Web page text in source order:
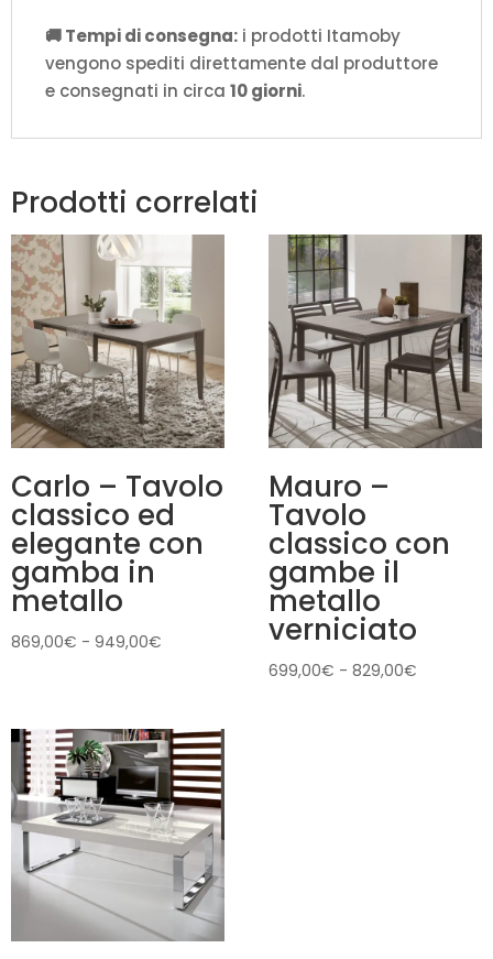
🚚 Tempi di consegna: i prodotti Itamoby
vengono spediti direttamente dal produttore
e consegnati in circa 10 giorni.
Prodotti correlati
Carlo – Tavolo
classico ed
elegante con
gamba in
metallo
869,00€ - 949,00€
869,00€
a
949,00€
Mauro –
Tavolo
classico con
gambe il
metallo
verniciato
699,00€ - 829,00€